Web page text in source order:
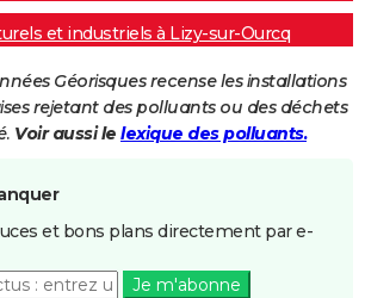
et industriels à Lizy-sur-Ourcq
Géorisques recense les installations
rejetant des polluants ou des déchets
Voir aussi le lexique des polluants.
et bons plans directement par e-
Je m'abonne